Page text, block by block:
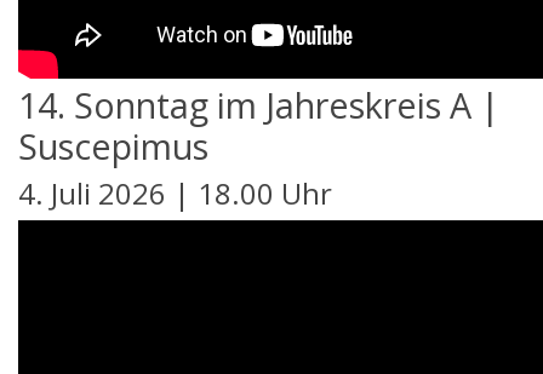
14. Sonntag im Jahreskreis A |
Suscepimus
4. Juli 2026 | 18.00 Uhr